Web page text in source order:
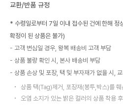
교환/반품 규정
* 수령일로부터 7일 이내 접수된 건에 한해 정
확정이 된 상품은 불가)
고객 변심일 경우, 왕복 배송비 고객 부담
상품 불량 확인 시, 본사 배송비 부담
상품 손상 및 포장, 택 및 부자재가 없을 시,
상품 택(Tag)제거, 포장재(봉투,박스)를 훼
오염 소지가 있는 밝은 컬러의 상품 착용